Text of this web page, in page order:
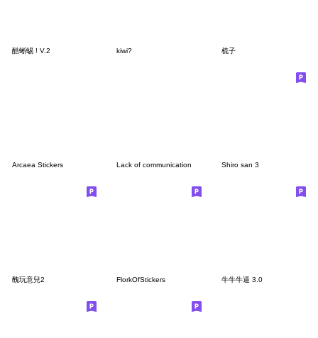
酷蜥蜴 ! V.2 kiwi? 梳子
Arcaea Stickers Lack of communication Shiro san 3
醜玩意兒2 FlorkOfStickers 牛牛牛逼 3.0